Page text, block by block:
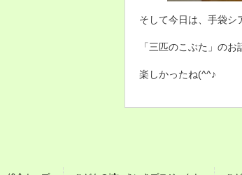
そして今日は、手袋シ
「三匹のこぶた」のお
楽しかったね(^^♪